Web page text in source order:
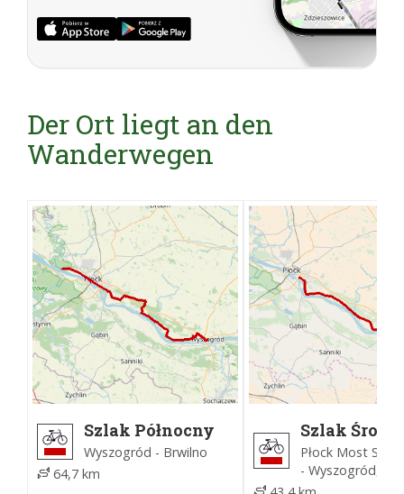
Der Ort liegt an den
Wanderwegen
Szlak Północny
powiatu
płockiego
Wyszogród - Brwilno
64,7 km
Szlak
Wisły
Płock Most
- Wyszogród,